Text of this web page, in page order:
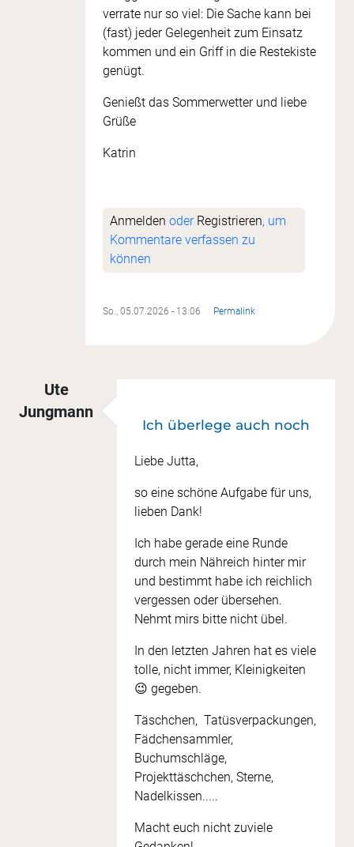
verrate nur so viel: Die Sache kann bei
(fast) jeder Gelegenheit zum Einsatz
kommen und ein Griff in die Restekiste
genügt.
Genießt das Sommerwetter und liebe
Grüße
Katrin
Anmelden oder Registrieren, um
Kommentare verfassen zu
können
So., 05.07.2026 - 13:06 Permalink
Ute
Jungmann
Ich überlege auch noch
Liebe Jutta,
so eine schöne Aufgabe für uns,
lieben Dank!
Ich habe gerade eine Runde
durch mein Nähreich hinter mir
und bestimmt habe ich reichlich
vergessen oder übersehen.
Nehmt mirs bitte nicht übel.
In den letzten Jahren hat es viele
tolle, nicht immer, Kleinigkeiten
😉 gegeben.
Täschchen, Tatüsverpackungen,
Fädchensammler,
Buchumschläge,
Projekttäschchen, Sterne,
Nadelkissen.....
Macht euch nicht zuviele